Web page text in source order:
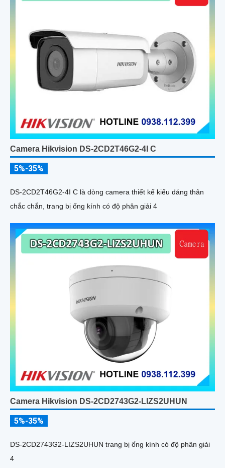
Camera Hikvision DS-2CD2T46G2-4I C
5%-35%
DS-2CD2T46G2-4I C là dòng camera thiết kế kiểu dáng thân
chắc chắn, trang bị ống kính có độ phân giải 4
Camera Hikvision DS-2CD2743G2-LIZS2UHUN
5%-35%
DS-2CD2743G2-LIZS2UHUN trang bị ống kính có độ phân giải
4